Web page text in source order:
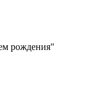
рождения"